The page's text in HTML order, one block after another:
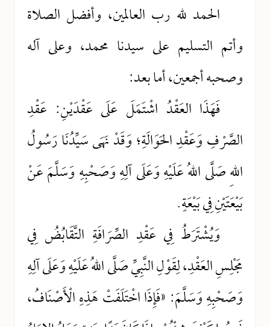
الحمد لله رب العالمين، وأفضل الصلاة
وأتم التسليم على سيدنا محمد، وعلى آله
وصحبه أجمعين، أما بعد:
فَهَذَا العَقْدُ اشْتَمَلَ عَلَى عَقْدَيْنِ: عَقْدِ
الصَّرْفِ وَعَقْدِ الحَوَالَةِ؛ وَقَدْ نَهَى سَيِّدُنَا رَسُولُ
اللهِ صَلَّى اللهُ عَلَيْهِ وَعَلَى آلِهِ وَصَحْبِهِ وَسَلَّمَ عَنْ
بَيْعَتَيْنِ فِي بَيْعَةٍ.
وَيُشْتَرَطُ فِي عَقْدِ الصِّرَافَةِ التَّقَابُضُ فِي
مَجْلِسِ العَقْدِ، لِقَوْلِ النَّبِيِّ صَلَّى اللهُ عَلَيْهِ وَعَلَى آلِهِ
وَصَحْبِهِ وَسَلَّمَ: «فَإِذَا اخْتَلَفَتْ هَذِهِ الْأَصْنَافُ،